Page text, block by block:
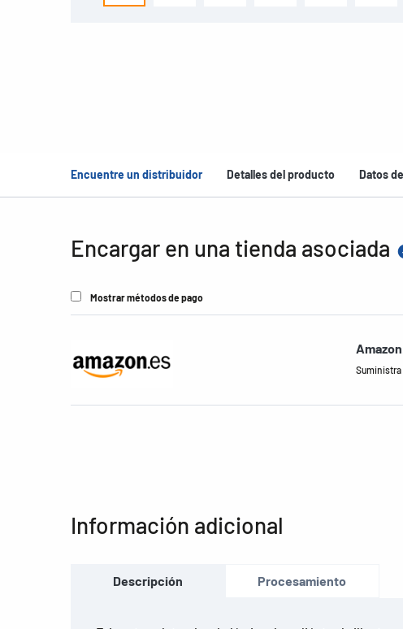
Encuentre un distribuidor Detalles del producto Datos
Encargar en una tienda asociada
Mostrar métodos de pago
Suministra
Información adicional
Descripción Procesamiento